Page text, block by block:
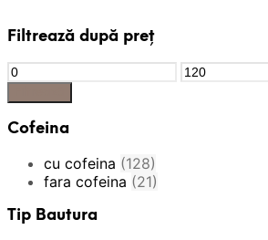
Filtrează după preț
Preț
Minim
Preț
Cofeina
cu cofeina (128)
fara cofeina (21)
Tip Bautura